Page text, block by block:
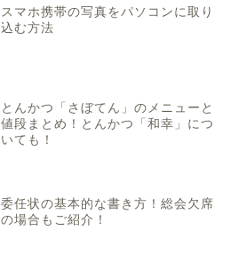
スマホ携帯の写真をパソコンに取り
込む方法
とんかつ「さぼてん」のメニューと
値段まとめ！とんかつ「和幸」につ
いても！
委任状の基本的な書き方！総会欠席
の場合もご紹介！